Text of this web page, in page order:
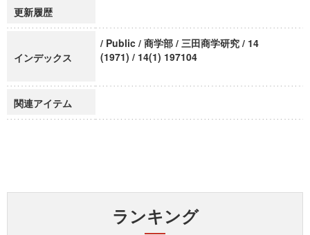
更新履歴
インデックス
/ Public / 商学部 / 三田商学研究 / 14
(1971) / 14(1) 197104
関連アイテム
ランキング